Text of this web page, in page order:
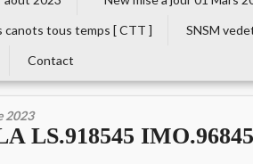
canots tous temps [ CTT ]
SNSM
Contact
2023
LS.918545